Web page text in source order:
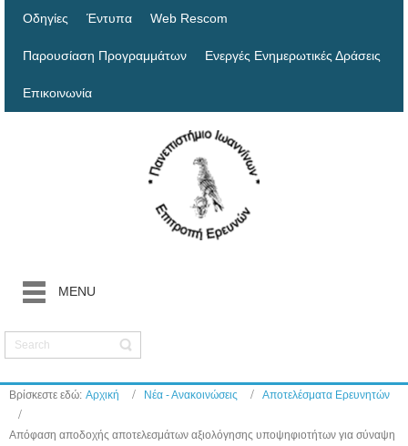
Οδηγίες Έντυπα Web Rescom
Παρουσίαση Προγραμμάτων Ενεργές Ενημερωτικές Δράσεις
Επικοινωνία
MENU
Βρίσκεστε εδώ: Αρχική Νέα - Ανακοινώσεις Αποτελέσματα Ερευνητών
Απόφαση αποδοχής αποτελεσμάτων αξιολόγησης υποψηφιοτήτων για σύναψη